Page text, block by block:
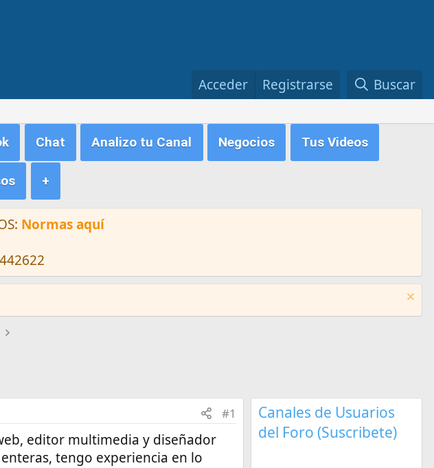
Acceder Registrarse Buscar
Chat Analizo tu Canal Negocios Tus Videos
+
Normas aquí
#1
editor multimedia y diseñador
tengo experiencia en lo
Canales de Usuarios
del Foro (Suscribete)